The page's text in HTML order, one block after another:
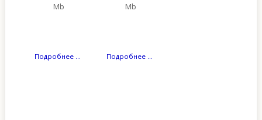
Mb
Подробнее ...
Mb
Подробнее ...